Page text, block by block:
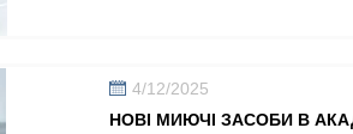
4/12/2025
НОВІ МИЮЧІ ЗАСОБИ В